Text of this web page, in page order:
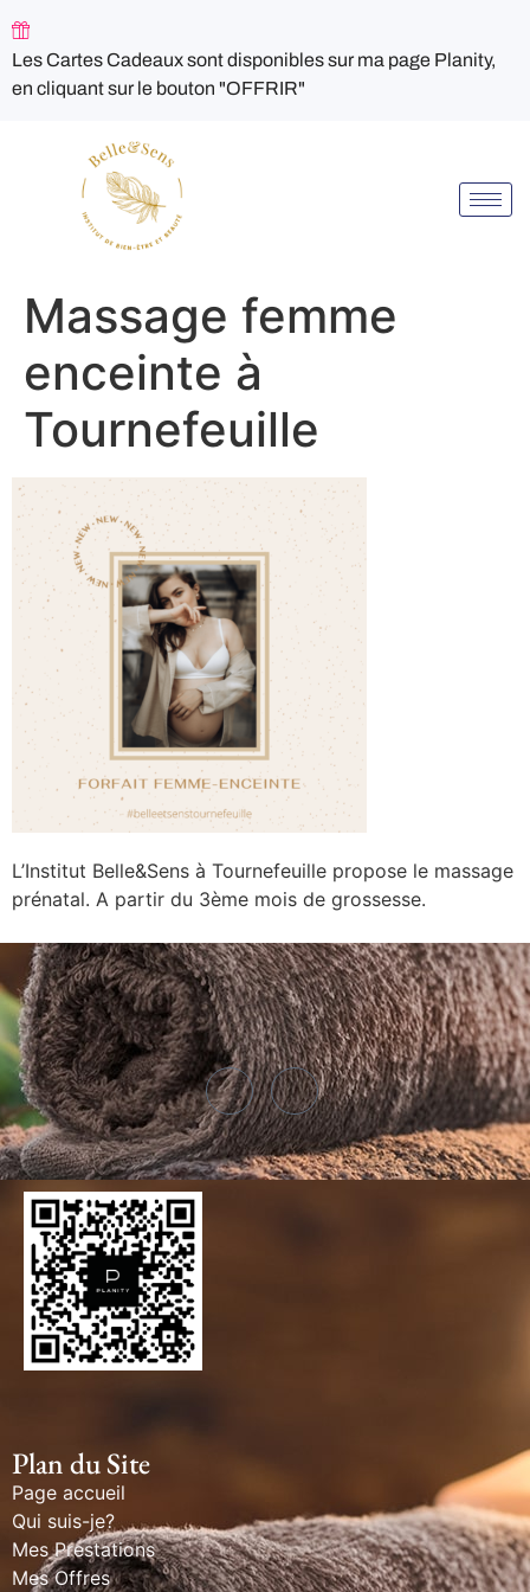
Les Cartes Cadeaux sont disponibles sur ma page Planity,
en cliquant sur le bouton "OFFRIR"
Massage femme
enceinte à
Tournefeuille
L’Institut Belle&Sens à Tournefeuille propose le massage
prénatal. A partir du 3ème mois de grossesse.
Plan du Site
Page accueil
Qui suis-je?
Mes Prestations
Mes Offres